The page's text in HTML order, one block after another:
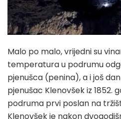
Malo po malo, vrijedni su
temperatura u podrumu
pjenušca (penina), a i još
pjenušac Klenovšek iz 1852.
podruma prvi poslan na
Klenovšek je nakon